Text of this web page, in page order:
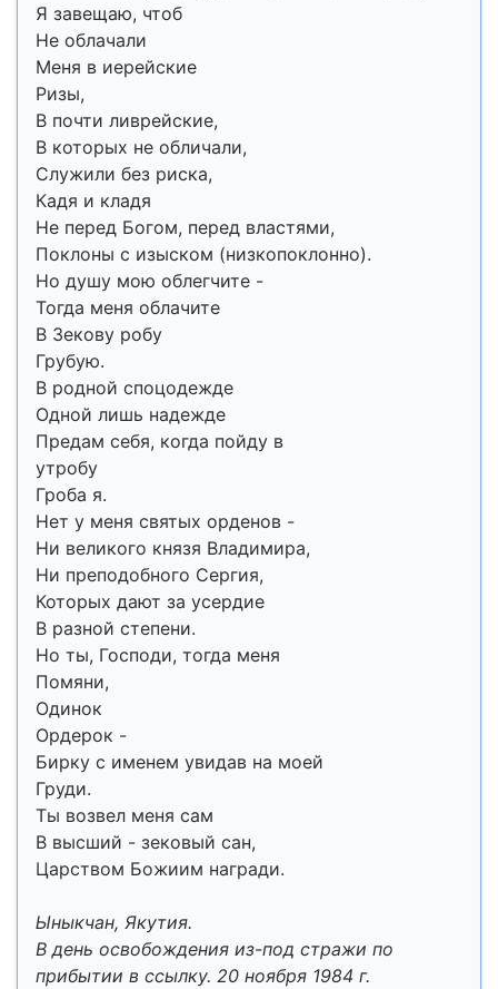
Я завещаю, чтоб
Не облачали
Меня в иерейские
Ризы,
В почти ливрейские,
В которых не обличали,
Служили без риска,
Кадя и кладя
Не перед Богом, перед властями,
Поклоны с изыском (низкопоклонно).
Но душу мою облегчите -
Тогда меня облачите
В Зекову робу
Грубую.
В родной споцодежде
Одной лишь надежде
Предам себя, когда пойду в
утробу
Гроба я.
Нет у меня святых орденов -
Ни великого князя Владимира,
Ни преподобного Сергия,
Которых дают за усердие
В разной степени.
Но ты, Господи, тогда меня
Помяни,
Одинок
Ордерок -
Бирку с именем увидав на моей
Груди.
Ты возвел меня сам
В высший - зековый сан,
Царством Божиим награди.
Ыныкчан, Якутия.
В день освобождения из-под стражи по
прибытии в ссылку. 20 ноября 1984 г.